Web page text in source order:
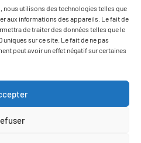
nous utilisons des technologies telles que
aux informations des appareils. Le fait de
de traiter des données telles que le
sur ce site. Le fait de ne pas
peut avoir un effet négatif sur certaines
2024
la situation spécifique et les besoins en dépannage